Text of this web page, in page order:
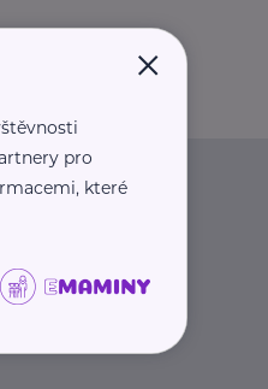
×
pro
které